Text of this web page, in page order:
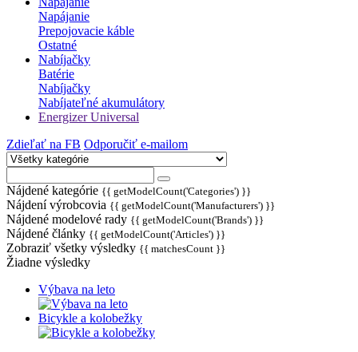
Napájanie
Prepojovacie káble
Ostatné
Nabíjačky
Batérie
Nabíjačky
Nabíjateľné akumulátory
Energizer Universal
Zdieľať na FB Odporučiť e-mailom
Nájdené kategórie {{ getModelCount('Categories') }}
Nájdení výrobcovia {{ getModelCount('Manufacturers') }}
Nájdené modelové rady {{ getModelCount('Brands') }}
Nájdené články {{ getModelCount('Articles') }}
Zobraziť všetky výsledky {{ matchesCount }}
Žiadne výsledky
Výbava na leto
Bicykle a kolobežky